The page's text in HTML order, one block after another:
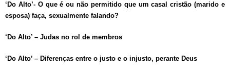
‘Do Alto’- O que é ou não permitido que um casal cristão (marido e
esposa) faça, sexualmente falando?
‘Do Alto’ – Judas no rol de membros
‘Do Alto’ – Diferenças entre o justo e o injusto, perante Deus